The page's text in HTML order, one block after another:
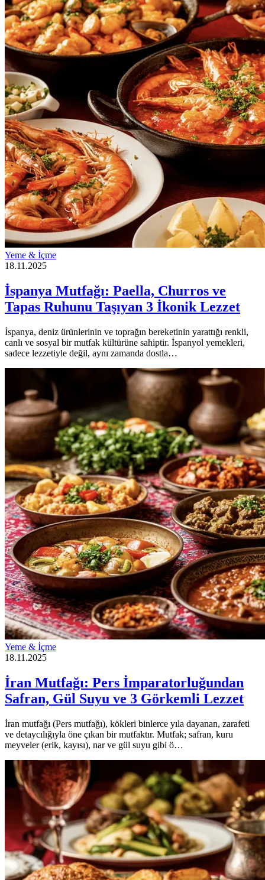
Yeme & İçme
18.11.2025
İspanya Mutfağı: Paella, Churros ve
Tapas Ruhunu Taşıyan 3 İkonik Lezzet
İspanya, deniz ürünlerinin ve toprağın bereketinin yarattığı renkli,
canlı ve sosyal bir mutfak kültürüne sahiptir. İspanyol yemekleri,
sadece lezzetiyle değil, aynı zamanda dostla…
Yeme & İçme
18.11.2025
İran Mutfağı: Pers İmparatorluğundan
Safran, Gül Suyu ve 3 Görkemli Lezzet
İran mutfağı (Pers mutfağı), kökleri binlerce yıla dayanan, zarafeti
ve detaycılığıyla öne çıkan bir mutfaktır. Mutfak; safran, kuru
meyveler (erik, kayısı), nar ve gül suyu gibi ö…